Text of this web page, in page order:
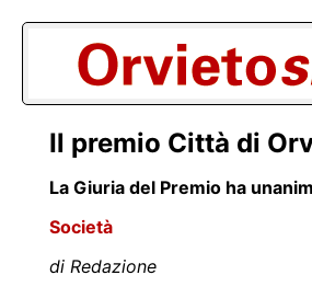
Il premio Città di
La Giuria del Premio ha
Società
di Redazione